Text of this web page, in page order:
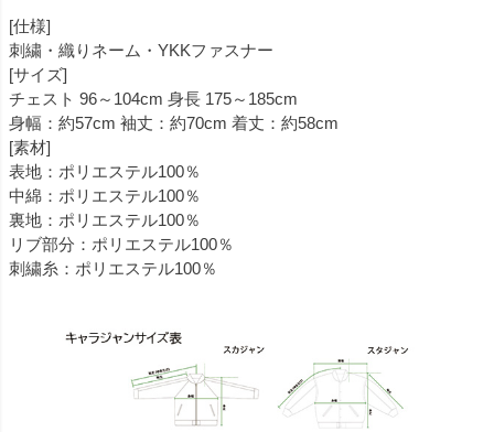
[仕様]
刺繍・織りネーム・YKKファスナー
[サイズ]
チェスト 96～104cm 身長 175～185cm
身幅：約57cm 袖丈：約70cm 着丈：約58cm
[素材]
表地：ポリエステル100％
中綿：ポリエステル100％
裏地：ポリエステル100％
リブ部分：ポリエステル100％
刺繍糸：ポリエステル100％